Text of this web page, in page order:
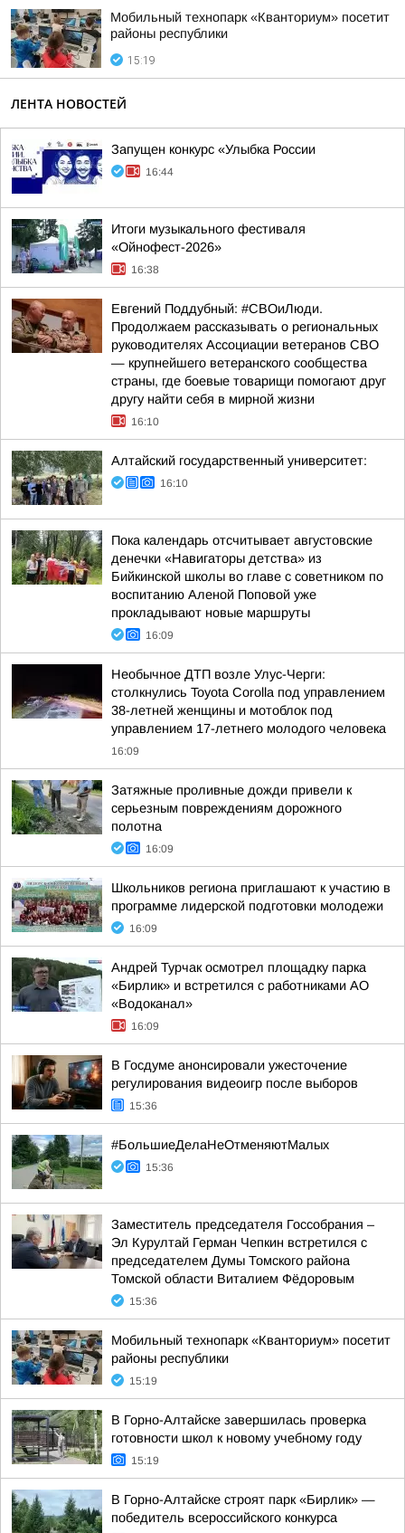
Мобильный технопарк «Кванториум» посетит
районы республики
15:19
ЛЕНТА НОВОСТЕЙ
Запущен конкурс «Улыбка России
16:44
Итоги музыкального фестиваля
«Ойнофест-2026»
16:38
Евгений Поддубный: #СВОиЛюди.
Продолжаем рассказывать о региональных
руководителях Ассоциации ветеранов СВО
— крупнейшего ветеранского сообщества
страны, где боевые товарищи помогают друг
другу найти себя в мирной жизни
16:10
Алтайский государственный университет:
16:10
Пока календарь отсчитывает августовские
денечки «Навигаторы детства» из
Бийкинской школы во главе с советником по
воспитанию Аленой Поповой уже
прокладывают новые маршруты
16:09
Необычное ДТП возле Улус-Черги:
столкнулись Toyota Corolla под управлением
38-летней женщины и мотоблок под
управлением 17-летнего молодого человека
16:09
Затяжные проливные дожди привели к
серьезным повреждениям дорожного
полотна
16:09
Школьников региона приглашают к участию в
программе лидерской подготовки молодежи
16:09
Андрей Турчак осмотрел площадку парка
«Бирлик» и встретился с работниками АО
«Водоканал»
16:09
В Госдуме анонсировали ужесточение
регулирования видеоигр после выборов
15:36
#БольшиеДелаНеОтменяютМалых
15:36
Заместитель председателя Госсобрания –
Эл Курултай Герман Чепкин встретился с
председателем Думы Томского района
Томской области Виталием Фёдоровым
15:36
Мобильный технопарк «Кванториум» посетит
районы республики
15:19
В Горно-Алтайске завершилась проверка
готовности школ к новому учебному году
15:19
В Горно-Алтайске строят парк «Бирлик» —
победитель всероссийского конкурса